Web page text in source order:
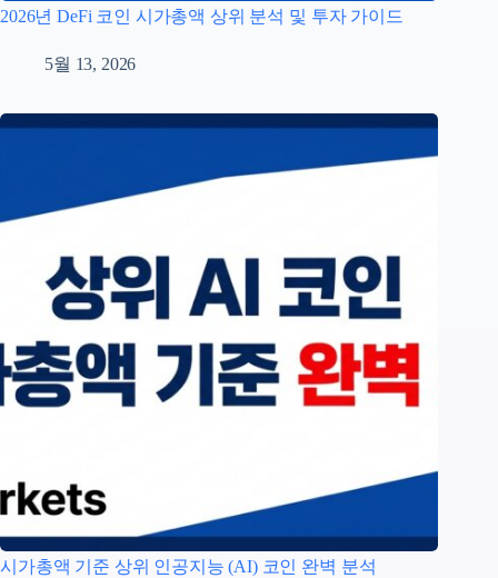
2026년 DeFi 코인 시가총액 상위 분석 및 투자 가이드
5월 13, 2026
시가총액 기준 상위 인공지능 (AI) 코인 완벽 분석